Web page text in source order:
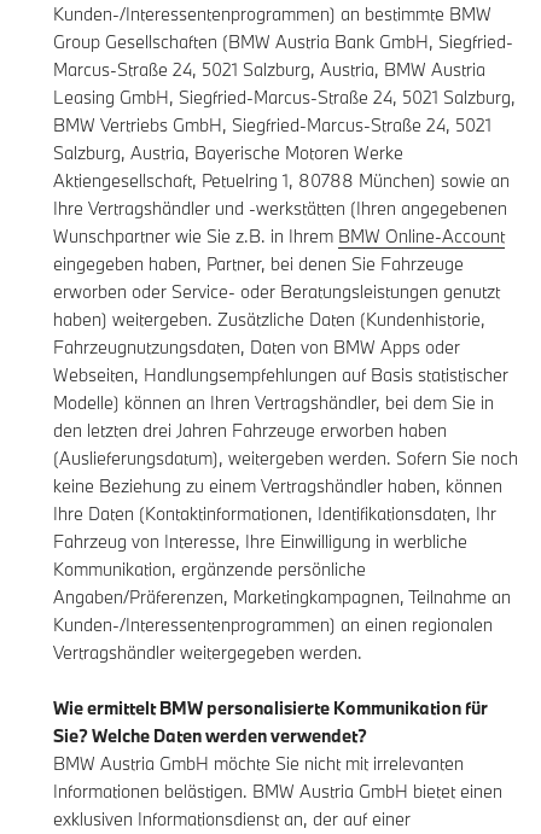
Kunden-/Interessentenprogrammen) an bestimmte BMW
Group Gesellschaften (BMW Austria Bank GmbH, Siegfried-
Marcus-Straße 24, 5021 Salzburg, Austria, BMW Austria
Leasing GmbH, Siegfried-Marcus-Straße 24, 5021 Salzburg,
BMW Vertriebs GmbH, Siegfried-Marcus-Straße 24, 5021
Salzburg, Austria, Bayerische Motoren Werke
Aktiengesellschaft, Petuelring 1, 80788 München) sowie an
Ihre Vertragshändler und -werkstätten (Ihren angegebenen
Wunschpartner wie Sie z.B. in Ihrem BMW Online-Account
eingegeben haben, Partner, bei denen Sie Fahrzeuge
erworben oder Service- oder Beratungsleistungen genutzt
haben) weitergeben. Zusätzliche Daten (Kundenhistorie,
Fahrzeugnutzungsdaten, Daten von BMW Apps oder
Webseiten, Handlungsempfehlungen auf Basis statistischer
Modelle) können an Ihren Vertragshändler, bei dem Sie in
den letzten drei Jahren Fahrzeuge erworben haben
(Auslieferungsdatum), weitergeben werden. Sofern Sie noch
keine Beziehung zu einem Vertragshändler haben, können
Ihre Daten (Kontaktinformationen, Identifikationsdaten, Ihr
Fahrzeug von Interesse, Ihre Einwilligung in werbliche
Kommunikation, ergänzende persönliche
Angaben/Präferenzen, Marketingkampagnen, Teilnahme an
Kunden-/Interessentenprogrammen) an einen regionalen
Vertragshändler weitergegeben werden.
Wie ermittelt BMW personalisierte Kommunikation für
Sie? Welche Daten werden verwendet?
BMW Austria GmbH möchte Sie nicht mit irrelevanten
Informationen belästigen. BMW Austria GmbH bietet einen
exklusiven Informationsdienst an, der auf einer